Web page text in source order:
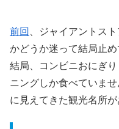
前回
、ジャイアントス
かどうか迷って結局止
結局、コンビニおにぎ
ニングしか食べていま
に見えてきた観光名所